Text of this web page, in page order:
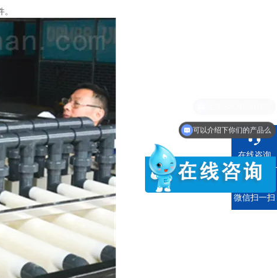
在线咨询
电话
微信扫一扫
可以介绍下你们的产品么